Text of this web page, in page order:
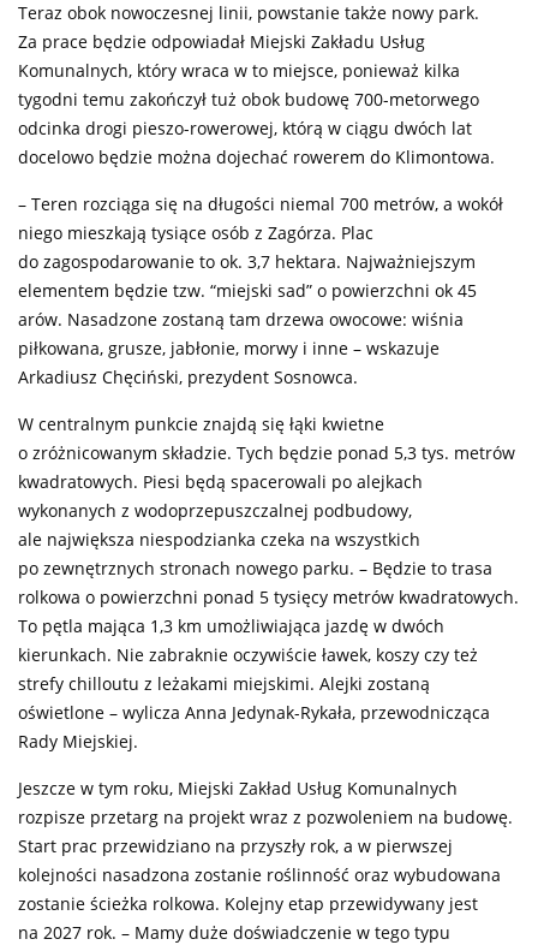
Teraz obok nowoczesnej linii, powstanie także nowy park.
Za prace będzie odpowiadał Miejski Zakładu Usług
Komunalnych, który wraca w to miejsce, ponieważ kilka
tygodni temu zakończył tuż obok budowę 700-metorwego
odcinka drogi pieszo-rowerowej, którą w ciągu dwóch lat
docelowo będzie można dojechać rowerem do Klimontowa.
– Teren rozciąga się na długości niemal 700 metrów, a wokół
niego mieszkają tysiące osób z Zagórza. Plac
do zagospodarowanie to ok. 3,7 hektara. Najważniejszym
elementem będzie tzw. “miejski sad” o powierzchni ok 45
arów. Nasadzone zostaną tam drzewa owocowe: wiśnia
piłkowana, grusze, jabłonie, morwy i inne – wskazuje
Arkadiusz Chęciński, prezydent Sosnowca.
W centralnym punkcie znajdą się łąki kwietne
o zróżnicowanym składzie. Tych będzie ponad 5,3 tys. metrów
kwadratowych. Piesi będą spacerowali po alejkach
wykonanych z wodoprzepuszczalnej podbudowy,
ale największa niespodzianka czeka na wszystkich
po zewnętrznych stronach nowego parku. – Będzie to trasa
rolkowa o powierzchni ponad 5 tysięcy metrów kwadratowych.
To pętla mająca 1,3 km umożliwiająca jazdę w dwóch
kierunkach. Nie zabraknie oczywiście ławek, koszy czy też
strefy chilloutu z leżakami miejskimi. Alejki zostaną
oświetlone – wylicza Anna Jedynak-Rykała, przewodnicząca
Rady Miejskiej.
Jeszcze w tym roku, Miejski Zakład Usług Komunalnych
rozpisze przetarg na projekt wraz z pozwoleniem na budowę.
Start prac przewidziano na przyszły rok, a w pierwszej
kolejności nasadzona zostanie roślinność oraz wybudowana
zostanie ścieżka rolkowa. Kolejny etap przewidywany jest
na 2027 rok. – Mamy duże doświadczenie w tego typu